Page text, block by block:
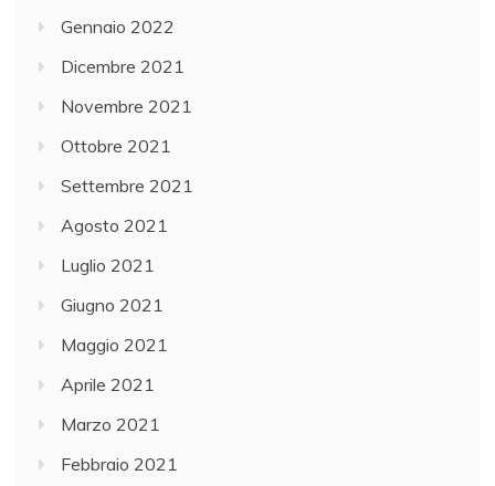
Gennaio 2022
Dicembre 2021
Novembre 2021
Ottobre 2021
Settembre 2021
Agosto 2021
Luglio 2021
Giugno 2021
Maggio 2021
Aprile 2021
Marzo 2021
Febbraio 2021